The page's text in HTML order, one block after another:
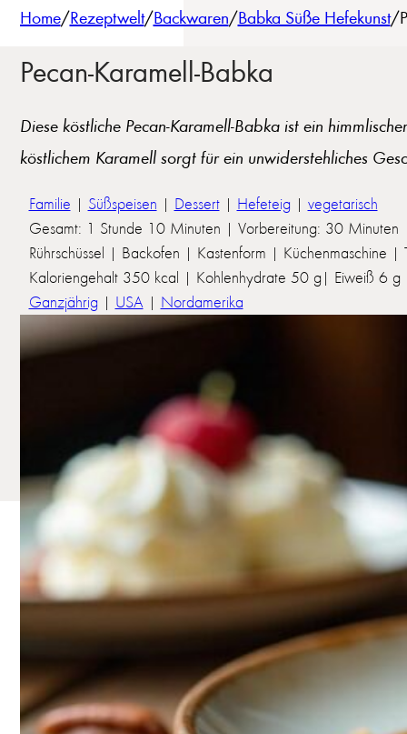
Home/Rezeptwelt/Backwaren/Babka Süße Hefekunst/
Pecan-Karamell-Babka
Diese köstliche Pecan-Karamell-Babka ist ein
köstlichem Karamell sorgt für ein unwiderstehliches
Familie | Süßspeisen | Dessert| Hefeteig | vegetarisch
Gesamt: 1 Stunde 10 Minuten | Vorbereitung: 30
Rührschüssel | Backofen | Kastenform | Küchenmaschine
Kaloriengehalt 350 kcal | Kohlenhydrate 50 g| Eiweiß 6
Ganzjährig | USA | Nordamerika